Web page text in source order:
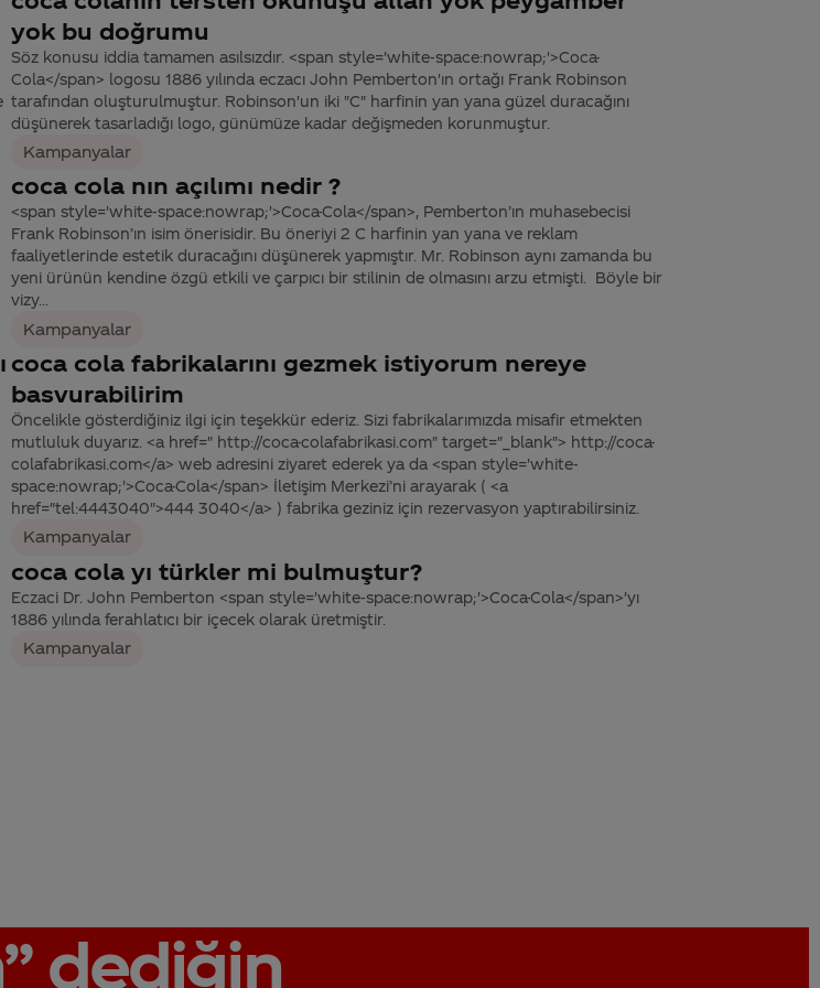
yok bu doğrumu
Söz konusu iddia tamamen asılsızdır. <span style='white-space:nowrap;'>Coca-
Cola</span> logosu 1886 yılında eczacı John Pemberton'ın ortağı Frank Robinson
tarafından oluşturulmuştur. Robinson'un iki "C" harfinin yan yana güzel duracağını
düşünerek tasarladığı logo, günümüze kadar değişmeden korunmuştur.
Kampanyalar
coca cola nın açılımı nedir ?
<span style='white-space:nowrap;'>Coca-Cola</span>, Pemberton’ın muhasebecisi
Frank Robinson’ın isim önerisidir. Bu öneriyi 2 C harfinin yan yana ve reklam
faaliyetlerinde estetik duracağını düşünerek yapmıştır. Mr. Robinson aynı zamanda bu
yeni ürünün kendine özgü etkili ve çarpıcı bir stilinin de olmasını arzu etmişti. Böyle bir
vizy...
Kampanyalar
coca cola fabrikalarını gezmek istiyorum nereye
basvurabilirim
Öncelikle gösterdiğiniz ilgi için teşekkür ederiz. Sizi fabrikalarımızda misafir etmekten
mutluluk duyarız. <a href=" http://coca-colafabrikasi.com" target="_blank"> http://coca-
colafabrikasi.com</a> web adresini ziyaret ederek ya da <span style='white-
space:nowrap;'>Coca-Cola</span> İletişim Merkezi’ni arayarak ( <a
href="tel:4443040">444 3040</a> ) fabrika geziniz için rezervasyon yaptırabilirsiniz.
Kampanyalar
coca cola yı türkler mi bulmuştur?
Eczaci Dr. John Pemberton <span style='white-space:nowrap;'>Coca-Cola</span>'yı
1886 yılında ferahlatıcı bir içecek olarak üretmiştir.
Kampanyalar
dediğin